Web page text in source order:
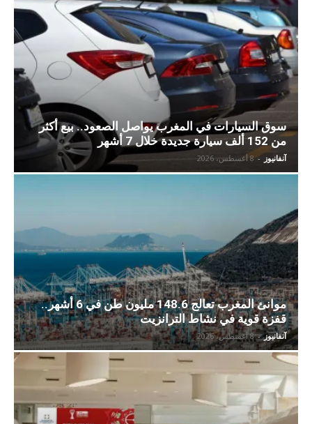
سوق السيارات في المغرب يواصل الصعود.. بيع أكثر
من 152 ألف سيارة جديدة خلال 7 أشهر
آنفانيوز - 8 أغسطس، 2026
موانئ المغرب تعالج 148.6 مليون طن في 6 أشهر..
قفزة قوية في نشاط الترانزيت
آنفانيوز - 8 أغسطس، 2026